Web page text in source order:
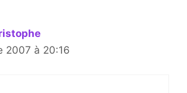
2007 à 20:16